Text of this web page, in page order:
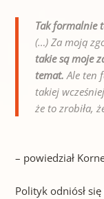
Tak formalnie
(…) Za moją
takie są moje
temat.Ale ten
takiej
że to zrobiła,
– powiedział
Polityk odniósł